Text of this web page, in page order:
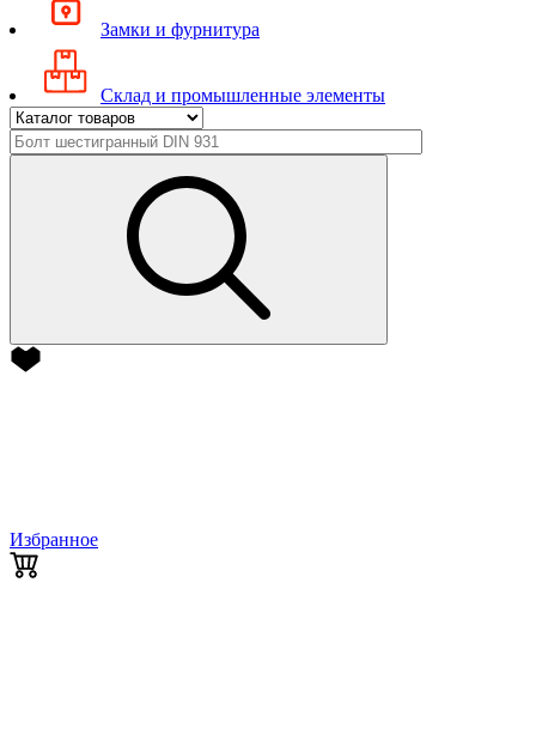
Замки и фурнитура
Склад и промышленные элементы
Избранное